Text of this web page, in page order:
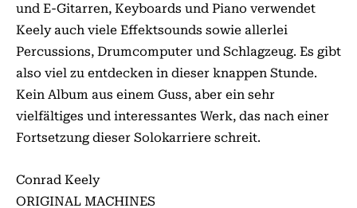
und E-Gitarren, Keyboards und Piano verwendet
Keely auch viele Effektsounds sowie allerlei
Percussions, Drumcomputer und Schlagzeug. Es gibt
also viel zu entdecken in dieser knappen Stunde.
Kein Album aus einem Guss, aber ein sehr
vielfältiges und interessantes Werk, das nach einer
Fortsetzung dieser Solokarriere schreit.
Conrad Keely
ORIGINAL MACHINES